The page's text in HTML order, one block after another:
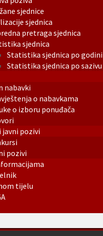
sjednice
sjednica
pretraga sjednica
sjednica
Statistika sjednica po godini
Statistika sjednica po sazivu
nabavki
o nabavkama
o izboru ponuđača
javni pozivi
pozivi
tijelu